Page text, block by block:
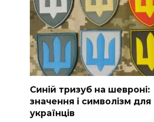
Синій тризуб на шевроні:
значення і символізм для
українців